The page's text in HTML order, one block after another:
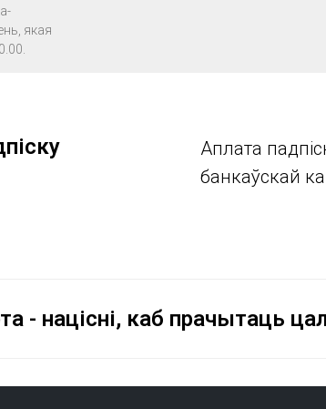
якая
Аплата
банкаўскай
- націсні, каб прачытаць